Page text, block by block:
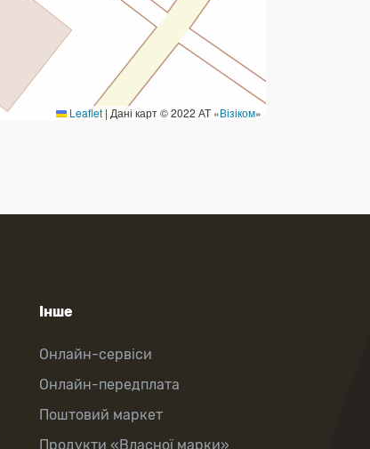
Leaflet | Дані карт © 2022 АТ «Візіком»
Інше
Онлайн-сервіси
Онлайн-передплата
Поштовий маркет
Продукти «Власної марки»